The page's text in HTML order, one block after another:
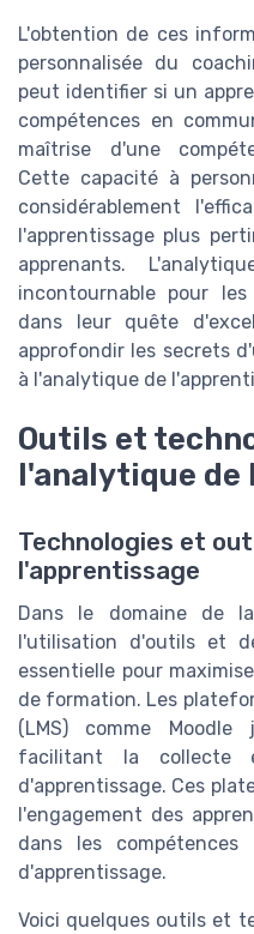
L'obtention de ces
personnalisée du
peut identifier si un
compétences en
maîtrise d'une
Cette capacité à
considérablement
l'apprentissage plus
apprenants.
incontournable pour
dans leur quête
approfondir les secrets
à l'analytique de
Outils et
l'analytique de
Technologies et
l'apprentissage
Dans le domaine de
l'utilisation d'outils et
essentielle pour
de formation. Les
(LMS) comme
facilitant la collecte
d'apprentissage. Ces
l'engagement des
dans les
d'apprentissage.
Voici quelques outils et